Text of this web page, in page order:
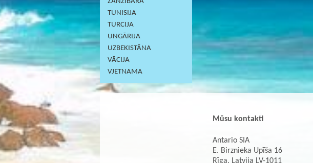
TUNISIJA
TURCIJA
UNGĀRIJA
UZBEKISTĀNA
VĀCIJA
VJETNAMA
Mūsu kontakti
Antario SIA
E. Birznieka Upīša 16
Rīga, Latvija LV-1011